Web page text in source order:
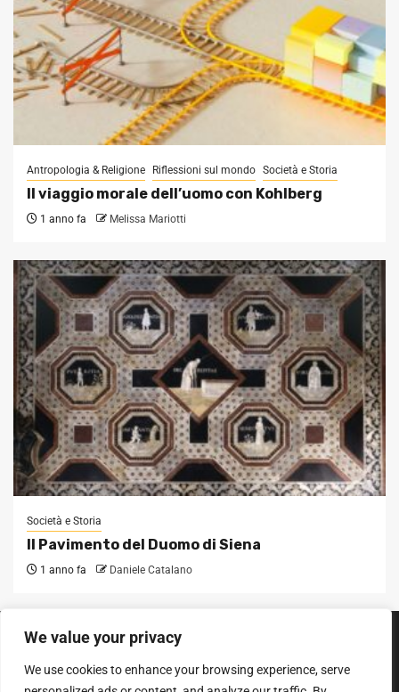
We value your privacy
We use cookies to enhance your browsing experience, serve
Antropologia & Religione Riflessioni sul mondo Società e Storia
Il viaggio morale dell’uomo con Kohlberg
1 anno fa Melissa Mariotti
Società e Storia
Il Pavimento del Duomo di Siena
1 anno fa Daniele Catalano
SEGUICI SUI SOCIAL
Facebook
Instagram
YouTube